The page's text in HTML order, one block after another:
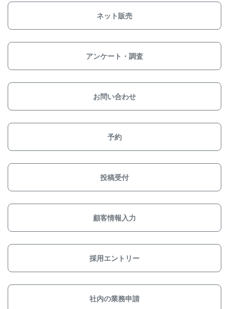
ネット販売
アンケート・調査
お問い合わせ
予約
投稿受付
顧客情報入力
採用エントリー
社内の業務申請